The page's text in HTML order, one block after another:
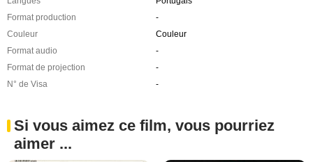
Format production
-
Couleur
Couleur
Format audio
-
Format de projection
-
N° de Visa
-
Si vous aimez ce film, vous pourriez
aimer ...